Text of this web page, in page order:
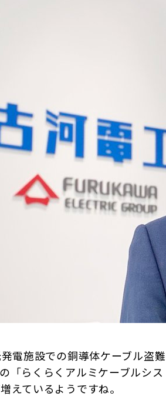
発電施設での銅導体ケーブル盗難
「らくらくアルミケーブルシス
えているようですね。